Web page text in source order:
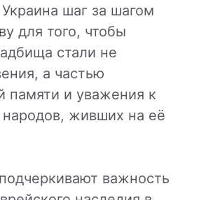
шаг за шагом
для того, чтобы
стали не
а частью
памяти и уважения к
народов, живших на её
важность